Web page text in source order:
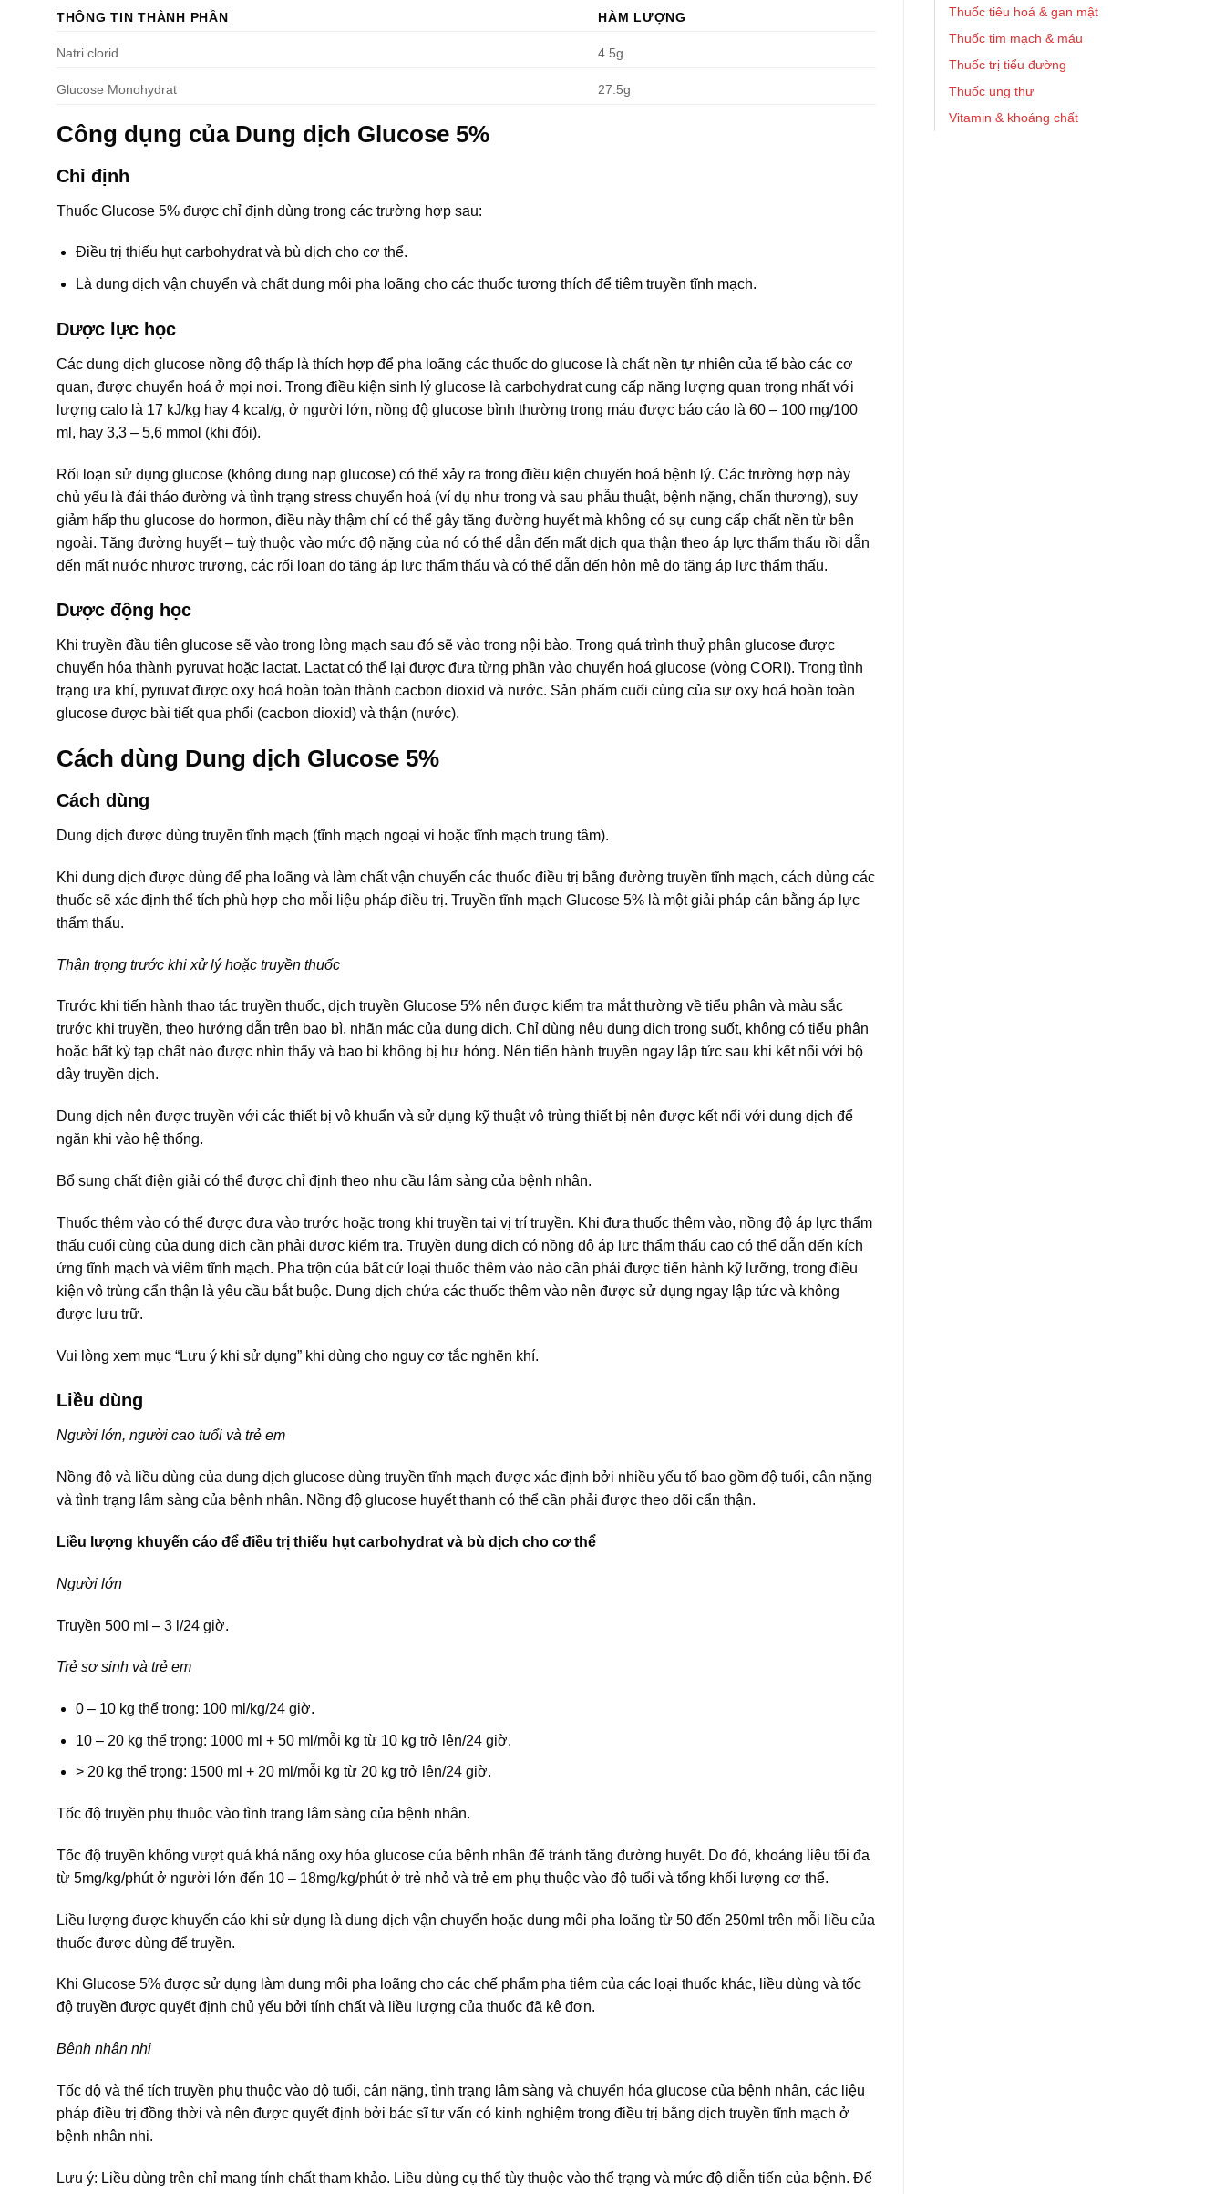
Thuốc tiêu hoá & gan mật
Thuốc tim mạch & máu
Thuốc trị tiểu đường
Thuốc ung thư
Vitamin & khoáng chất
THÔNG TIN THÀNH PHẦN HÀM LƯỢNG
Natri clorid 4.5g
Glucose Monohydrat 27.5g
Công dụng của Dung dịch Glucose 5%
Chỉ định
Thuốc Glucose 5% được chỉ định dùng trong các trường hợp sau:
Ðiều trị thiếu hụt carbohydrat và bù dịch cho cơ thể.
Là dung dịch vận chuyển và chất dung môi pha loãng cho các thuốc tương thích để tiêm truyền tĩnh mạch.
Dược lực học
Các dung dịch glucose nồng độ thấp là thích hợp để pha loãng các thuốc do glucose là chất nền tự nhiên của tế bào các cơ
quan, được chuyển hoá ở mọi nơi. Trong điều kiện sinh lý glucose là carbohydrat cung cấp năng lượng quan trọng nhất với
lượng calo là 17 kJ/kg hay 4 kcal/g, ở người lớn, nồng độ glucose bình thường trong máu được báo cáo là 60 – 100 mg/100
ml, hay 3,3 – 5,6 mmol (khi đói).
Rối loạn sử dụng glucose (không dung nạp glucose) có thể xảy ra trong điều kiện chuyển hoá bệnh lý. Các trường hợp này
chủ yếu là đái tháo đường và tình trạng stress chuyển hoá (ví dụ như trong và sau phẫu thuật, bệnh nặng, chấn thương), suy
giảm hấp thu glucose do hormon, điều này thậm chí có thể gây tăng đường huyết mà không có sự cung cấp chất nền từ bên
ngoài. Tăng đường huyết – tuỳ thuộc vào mức độ nặng của nó có thể dẫn đến mất dịch qua thận theo áp lực thẩm thấu rồi dẫn
đến mất nước nhược trương, các rối loạn do tăng áp lực thẩm thấu và có thể dẫn đến hôn mê do tăng áp lực thẩm thấu.
Dược động học
Khi truyền đầu tiên glucose sẽ vào trong lòng mạch sau đó sẽ vào trong nội bào. Trong quá trình thuỷ phân glucose được
chuyển hóa thành pyruvat hoặc lactat. Lactat có thể lại được đưa từng phần vào chuyển hoá glucose (vòng CORI). Trong tình
trạng ưa khí, pyruvat được oxy hoá hoàn toàn thành cacbon dioxid và nước. Sản phẩm cuối cùng của sự oxy hoá hoàn toàn
glucose được bài tiết qua phổi (cacbon dioxid) và thận (nước).
Cách dùng Dung dịch Glucose 5%
Cách dùng
Dung dịch được dùng truyền tĩnh mạch (tĩnh mạch ngoại vi hoặc tĩnh mạch trung tâm).
Khi dung dịch được dùng để pha loãng và làm chất vận chuyển các thuốc điều trị bằng đường truyền tĩnh mạch, cách dùng các
thuốc sẽ xác định thể tích phù hợp cho mỗi liệu pháp điều trị. Truyền tĩnh mạch Glucose 5% là một giải pháp cân bằng áp lực
thẩm thấu.
Thận trọng trước khi xử lý hoặc truyền thuốc
Trước khi tiến hành thao tác truyền thuốc, dịch truyền Glucose 5% nên được kiểm tra mắt thường về tiểu phân và màu sắc
trước khi truyền, theo hướng dẫn trên bao bì, nhãn mác của dung dịch. Chỉ dùng nêu dung dịch trong suốt, không có tiểu phân
hoặc bất kỳ tạp chất nào được nhìn thấy và bao bì không bị hư hỏng. Nên tiến hành truyền ngay lập tức sau khi kết nối với bộ
dây truyền dịch.
Dung dịch nên được truyền với các thiết bị vô khuẩn và sử dụng kỹ thuật vô trùng thiết bị nên được kết nối với dung dịch để
ngăn khi vào hệ thống.
Bổ sung chất điện giải có thể được chỉ định theo nhu cầu lâm sàng của bệnh nhân.
Thuốc thêm vào có thể được đưa vào trước hoặc trong khi truyền tại vị trí truyền. Khi đưa thuốc thêm vào, nồng độ áp lực thẩm
thấu cuối cùng của dung dịch cần phải được kiểm tra. Truyền dung dịch có nồng độ áp lực thẩm thấu cao có thể dẫn đến kích
ứng tĩnh mạch và viêm tĩnh mạch. Pha trộn của bất cứ loại thuốc thêm vào nào cần phải được tiến hành kỹ lưỡng, trong điều
kiện vô trùng cẩn thận là yêu cầu bắt buộc. Dung dịch chứa các thuốc thêm vào nên được sử dụng ngay lập tức và không
được lưu trữ.
Vui lòng xem mục “Lưu ý khi sử dụng” khi dùng cho nguy cơ tắc nghẽn khí.
Liều dùng
Người lớn, người cao tuổi và trẻ em
Nồng độ và liều dùng của dung dịch glucose dùng truyền tĩnh mạch được xác định bởi nhiều yếu tố bao gồm độ tuổi, cân nặng
và tình trạng lâm sàng của bệnh nhân. Nồng độ glucose huyết thanh có thể cần phải được theo dõi cẩn thận.
Liều lượng khuyến cáo để điều trị thiếu hụt carbohydrat và bù dịch cho cơ thể
Người lớn
Truyền 500 ml – 3 l/24 giờ.
Trẻ sơ sinh và trẻ em
0 – 10 kg thể trọng: 100 ml/kg/24 giờ.
10 – 20 kg thể trọng: 1000 ml + 50 ml/mỗi kg từ 10 kg trở lên/24 giờ.
> 20 kg thể trọng: 1500 ml + 20 ml/mỗi kg từ 20 kg trở lên/24 giờ.
Tốc độ truyền phụ thuộc vào tình trạng lâm sàng của bệnh nhân.
Tốc độ truyền không vượt quá khả năng oxy hóa glucose của bệnh nhân để tránh tăng đường huyết. Do đó, khoảng liệu tối đa
từ 5mg/kg/phút ở người lớn đến 10 – 18mg/kg/phút ở trẻ nhỏ và trẻ em phụ thuộc vào độ tuổi và tổng khối lượng cơ thể.
Liều lượng được khuyến cáo khi sử dụng là dung dịch vận chuyển hoặc dung môi pha loãng từ 50 đến 250ml trên mỗi liều của
thuốc được dùng để truyền.
Khi Glucose 5% được sử dụng làm dung môi pha loãng cho các chế phẩm pha tiêm của các loại thuốc khác, liều dùng và tốc
độ truyền được quyết định chủ yếu bởi tính chất và liều lượng của thuốc đã kê đơn.
Bệnh nhân nhi
Tốc độ và thể tích truyền phụ thuộc vào độ tuổi, cân nặng, tình trạng lâm sàng và chuyển hóa glucose của bệnh nhân, các liệu
pháp điều trị đồng thời và nên được quyết định bởi bác sĩ tư vấn có kinh nghiệm trong điều trị bằng dịch truyền tĩnh mạch ở
bệnh nhân nhi.
Lưu ý: Liều dùng trên chỉ mang tính chất tham khảo. Liều dùng cụ thể tùy thuộc vào thể trạng và mức độ diễn tiến của bệnh. Để